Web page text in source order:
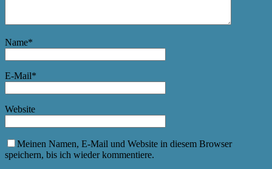
Name*
E-Mail*
Website
Meinen Namen, E-Mail und Website in diesem Browser
speichern, bis ich wieder kommentiere.